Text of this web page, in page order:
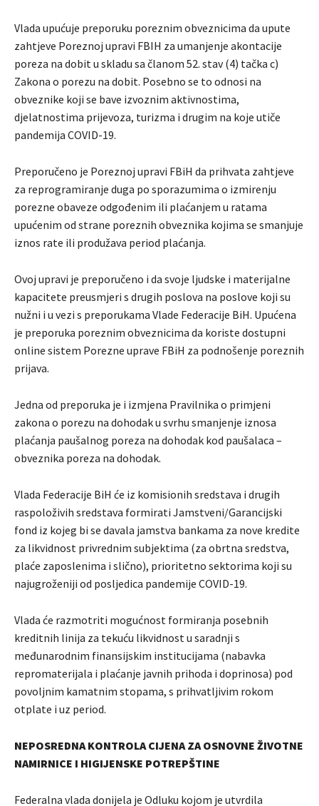
Vlada upućuje preporuku poreznim obveznicima da upute
zahtjeve Poreznoj upravi FBIH za umanjenje akontacije
poreza na dobit u skladu sa članom 52. stav (4) tačka c)
Zakona o porezu na dobit. Posebno se to odnosi na
obveznike koji se bave izvoznim aktivnostima,
djelatnostima prijevoza, turizma i drugim na koje utiče
pandemija COVID-19.
Preporučeno je Poreznoj upravi FBiH da prihvata zahtjeve
za reprogramiranje duga po sporazumima o izmirenju
porezne obaveze odgođenim ili plaćanjem u ratama
upućenim od strane poreznih obveznika kojima se smanjuje
iznos rate ili produžava period plaćanja.
Ovoj upravi je preporučeno i da svoje ljudske i materijalne
kapacitete preusmjeri s drugih poslova na poslove koji su
nužni i u vezi s preporukama Vlade Federacije BiH. Upućena
je preporuka poreznim obveznicima da koriste dostupni
online sistem Porezne uprave FBiH za podnošenje poreznih
prijava.
Jedna od preporuka je i izmjena Pravilnika o primjeni
zakona o porezu na dohodak u svrhu smanjenje iznosa
plaćanja paušalnog poreza na dohodak kod paušalaca –
obveznika poreza na dohodak.
Vlada Federacije BiH će iz komisionih sredstava i drugih
raspoloživih sredstava formirati Jamstveni/Garancijski
fond iz kojeg bi se davala jamstva bankama za nove kredite
za likvidnost privrednim subjektima (za obrtna sredstva,
plaće zaposlenima i slično), prioritetno sektorima koji su
najugroženiji od posljedica pandemije COVID-19.
Vlada će razmotriti mogućnost formiranja posebnih
kreditnih linija za tekuću likvidnost u saradnji s
međunarodnim finansijskim institucijama (nabavka
repromaterijala i plaćanje javnih prihoda i doprinosa) pod
povoljnim kamatnim stopama, s prihvatljivim rokom
otplate i uz period.
NEPOSREDNA KONTROLA CIJENA ZA OSNOVNE ŽIVOTNE
NAMIRNICE I HIGIJENSKE POTREPŠTINE
Federalna vlada donijela je Odluku kojom je utvrdila